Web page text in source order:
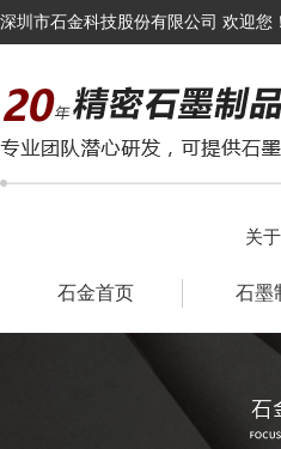
深圳市石金科技股份有限公司 欢迎您！
关
石金首页 石墨